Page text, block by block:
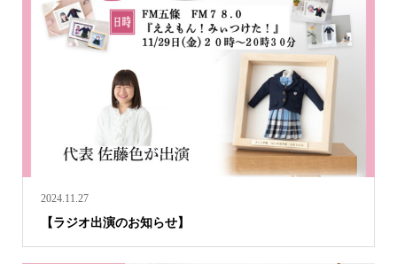
2024.11.27
【ラジオ出演のお知らせ】